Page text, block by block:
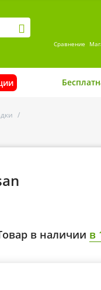
Сравнение
/
в наличии в